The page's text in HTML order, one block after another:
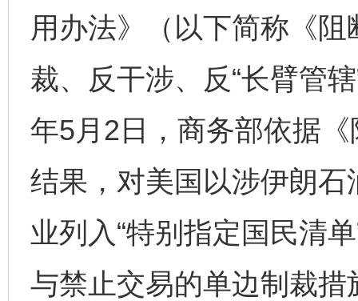
用办法》（以下简称《
裁、反干涉、反“长臂管
年5月2日，商务部依据
结果，对美国以涉伊朗
业列入“特别指定国民清
与禁止交易的单边制裁